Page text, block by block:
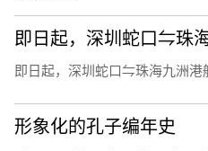
即日起，深圳蛇口⇋珠海九洲港
形象化的孔子编年史